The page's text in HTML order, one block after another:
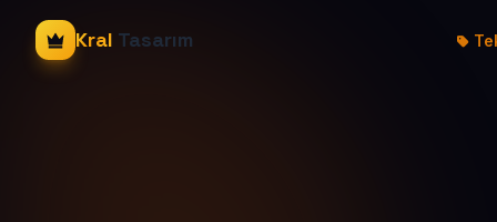
Kral Tasarım